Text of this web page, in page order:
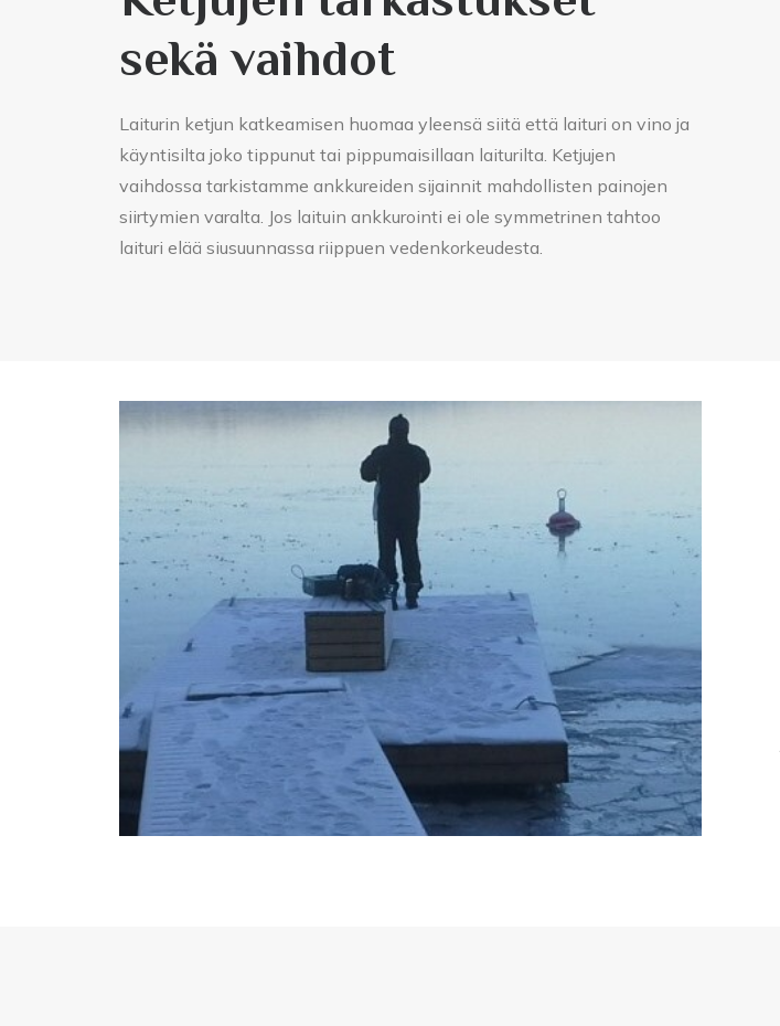
sekä vaihdot
Laiturin ketjun katkeamisen huomaa yleensä siitä että laituri on vino ja
käyntisilta joko tippunut tai pippumaisillaan laiturilta. Ketjujen
vaihdossa tarkistamme ankkureiden sijainnit mahdollisten painojen
siirtymien varalta. Jos laituin ankkurointi ei ole symmetrinen tahtoo
laituri elää siusuunnassa riippuen vedenkorkeudesta.